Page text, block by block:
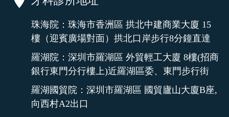
珠海院：珠海市香洲區 拱北中建商業大廈 15
樓（迎賓廣場對面）拱北口岸步行8分鐘直達
羅湖院：深圳市羅湖區 外貿輕工大廈 8樓(招商
銀行東門分行樓上)近羅湖區委、東門步行街
羅湖國貿院：深圳市羅湖區 國貿廬山大廈B座,
向西村A2出口